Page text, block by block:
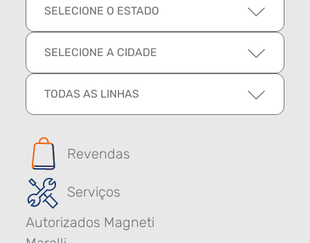
SELECIONE O ESTADO
SELECIONE A CIDADE
TODAS AS LINHAS
Revendas
Serviços
Autorizados Magneti